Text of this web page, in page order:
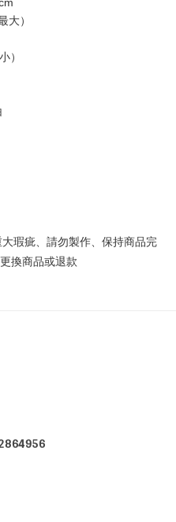
大）
瑕疵、請勿製作、保持商品完
換商品或退款